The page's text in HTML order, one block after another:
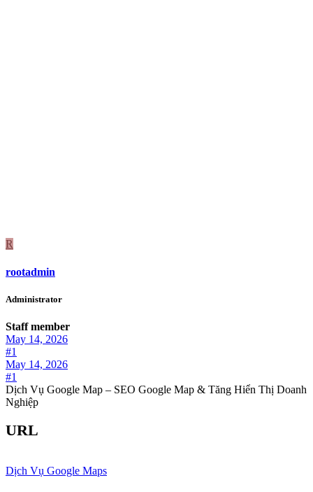
R
rootadmin
Administrator
Staff member
May 14, 2026
#1
May 14, 2026
#1
Dịch Vụ Google Map – SEO Google Map & Tăng Hiển Thị Doanh
Nghiệp
URL
Dịch Vụ Google Maps